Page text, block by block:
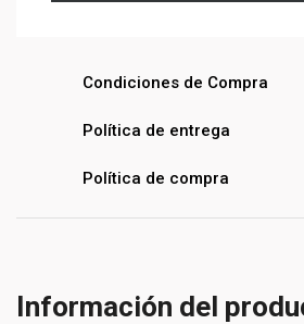
Condiciones de Compra
Política de entrega
Política de compra
Información del